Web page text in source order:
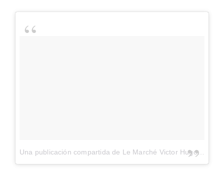
Una publicación compartida de Le Marché Victor Hugo (@marche_victor_hugo)